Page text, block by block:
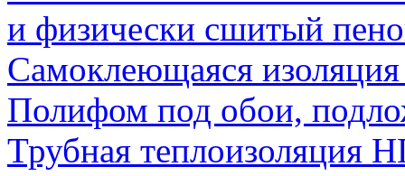
и физически сшитый
Самоклеющаяся
Полифом под обои,
Трубная теплоизоляция